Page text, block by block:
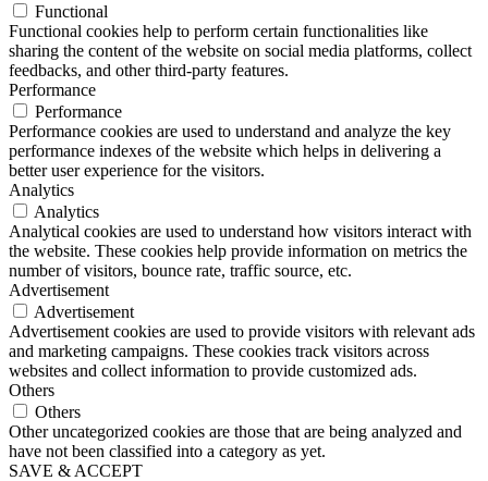
Functional
Functional cookies help to perform certain functionalities like
sharing the content of the website on social media platforms, collect
feedbacks, and other third-party features.
Performance
Performance
Performance cookies are used to understand and analyze the key
performance indexes of the website which helps in delivering a
better user experience for the visitors.
Analytics
Analytics
Analytical cookies are used to understand how visitors interact with
the website. These cookies help provide information on metrics the
number of visitors, bounce rate, traffic source, etc.
Advertisement
Advertisement
Advertisement cookies are used to provide visitors with relevant ads
and marketing campaigns. These cookies track visitors across
websites and collect information to provide customized ads.
Others
Others
Other uncategorized cookies are those that are being analyzed and
have not been classified into a category as yet.
SAVE & ACCEPT